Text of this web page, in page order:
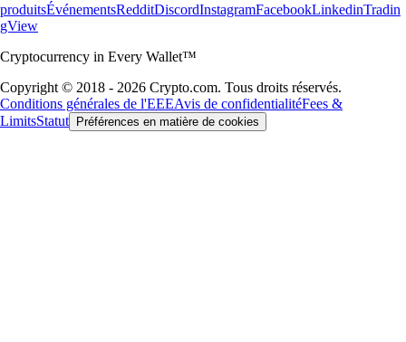
produitsÉvénementsRedditDiscordInstagramFacebookLinkedinTradin
gView
Cryptocurrency in Every Wallet™
Copyright © 2018 - 2026 Crypto.com. Tous droits réservés.
Conditions générales de l'EEEAvis de confidentialitéFees &
LimitsStatut Préférences en matière de cookies